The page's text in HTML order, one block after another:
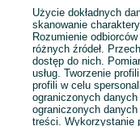
Popularne wyszukiwania
Użycie dokładnych
skanowanie
Rozumienie
różnych źródeł.
dostęp do nich.
usług. Tworzenie
profili w celu
ograniczonych
ograniczonych
treści. Wykorzystanie